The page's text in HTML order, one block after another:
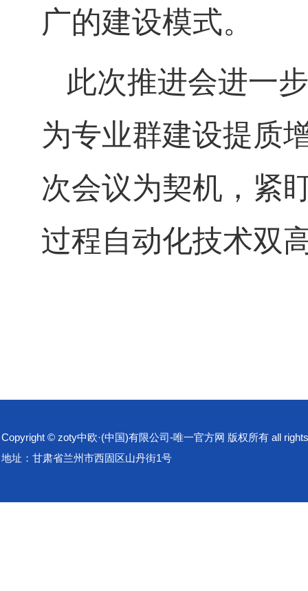
广的建设模式。
此次推进会进一
为专业群建设提质
次会议为契机，紧
过程自动化技术双
Copyright © zoty中欧·(中国)有限公司-唯一官方网 版权所有 all
地址：甘肃省兰州市西固区山丹街1号